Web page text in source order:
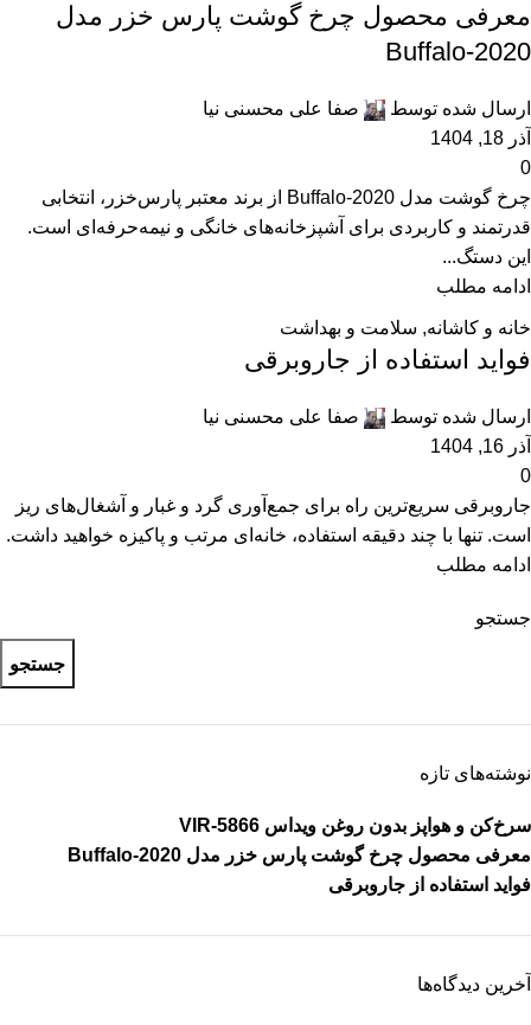
معرفی محصول چرخ گوشت پارس خزر مدل
Buffalo-2020
ارسال شده توسط
صفا علی محسنی نیا
آذر 18, 1404
0
چرخ گوشت مدل Buffalo-2020 از برند معتبر پارس‌خزر، انتخابی
قدرتمند و کاربردی برای آشپزخانه‌های خانگی و نیمه‌حرفه‌ای است.
این دستگ...
ادامه مطلب
خانه و کاشانه, سلامت و بهداشت
فواید استفاده از جاروبرقی
ارسال شده توسط
صفا علی محسنی نیا
آذر 16, 1404
0
جاروبرقی سریع‌ترین راه برای جمع‌آوری گرد و غبار و آشغال‌های ریز
است. تنها با چند دقیقه استفاده، خانه‌ای مرتب و پاکیزه خواهید داشت.
ادامه مطلب
جستجو
جستجو
نوشته‌های تازه
سرخ‌کن و هواپز بدون روغن ویداس VIR-5866
معرفی محصول چرخ گوشت پارس خزر مدل Buffalo-2020
فواید استفاده از جاروبرقی
آخرین دیدگاه‌ها